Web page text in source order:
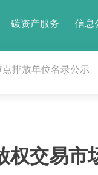
碳资产服务 信息
权交易市
排放单位名录公示